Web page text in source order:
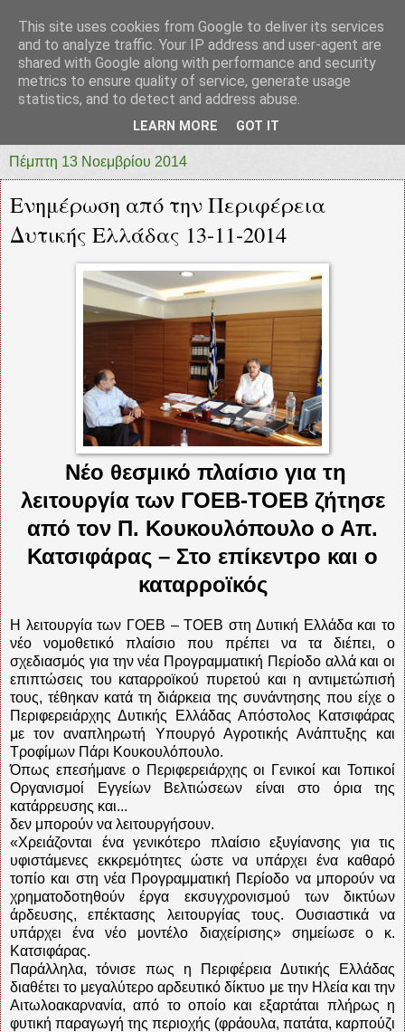
prototypia
"ΠΡΩΤΟΤΥΠΙΑ" * ΑΝΕΞΑΡΤΗΤΗ-ΗΛΕΚΤΡΟΝΙΚΗ-
Πέμπτη 13 Νοεμβρίου 2014
Ενημέρωση από την Περιφέρεια
Δυτικής Ελλάδας 13-11-2014
Νέο θεσμικό πλαίσιο για τη
λειτουργία των ΓΟΕΒ-ΤΟΕΒ ζήτησε
από τον Π. Κουκουλόπουλο ο Απ.
Κατσιφάρας – Στο επίκεντρο και ο
καταρροϊκός
Η λειτουργία των ΓΟΕΒ – ΤΟΕΒ στη Δυτική Ελλάδα και το
νέο νομοθετικό πλαίσιο που πρέπει να τα διέπει, ο
σχεδιασμός για την νέα Προγραμματική Περίοδο αλλά και οι
επιπτώσεις του καταρροϊκού πυρετού και η αντιμετώπισή
τους, τέθηκαν κατά τη διάρκεια της συνάντησης που είχε ο
Περιφερειάρχης Δυτικής Ελλάδας Απόστολος Κατσιφάρας
με τον αναπληρωτή Υπουργό Αγροτικής Ανάπτυξης και
Τροφίμων Πάρι Κουκουλόπουλο.
Όπως επεσήμανε ο Περιφερειάρχης οι Γενικοί και Τοπικοί
Οργανισμοί Εγγείων Βελτιώσεων είναι στο όρια της
κατάρρευσης και...
δεν μπορούν να λειτουργήσουν.
«Χρειάζονται ένα γενικότερο πλαίσιο εξυγίανσης για τις
υφιστάμενες εκκρεμότητες ώστε να υπάρχει ένα καθαρό
τοπίο και στη νέα Προγραμματική Περίοδο να μπορούν να
χρηματοδοτηθούν έργα εκσυγχρονισμού των δικτύων
άρδευσης, επέκτασης λειτουργίας τους. Ουσιαστικά να
υπάρχει ένα νέο μοντέλο διαχείρισης» σημείωσε ο κ.
Κατσιφάρας.
Παράλληλα, τόνισε πως η Περιφέρεια Δυτικής Ελλάδας
διαθέτει το μεγαλύτερο αρδευτικό δίκτυο με την Ηλεία και την
Αιτωλοακαρνανία, από το οποίο και εξαρτάται πλήρως η
φυτική παραγωγή της περιοχής (φράουλα, πατάτα, καρπούζι
This site uses cookies from Google to deliver its services
and to analyze traffic. Your IP address and user-agent are
shared with Google along with performance and security
metrics to ensure quality of service, generate usage
statistics, and to detect and address abuse.
LEARN MORE GOT IT